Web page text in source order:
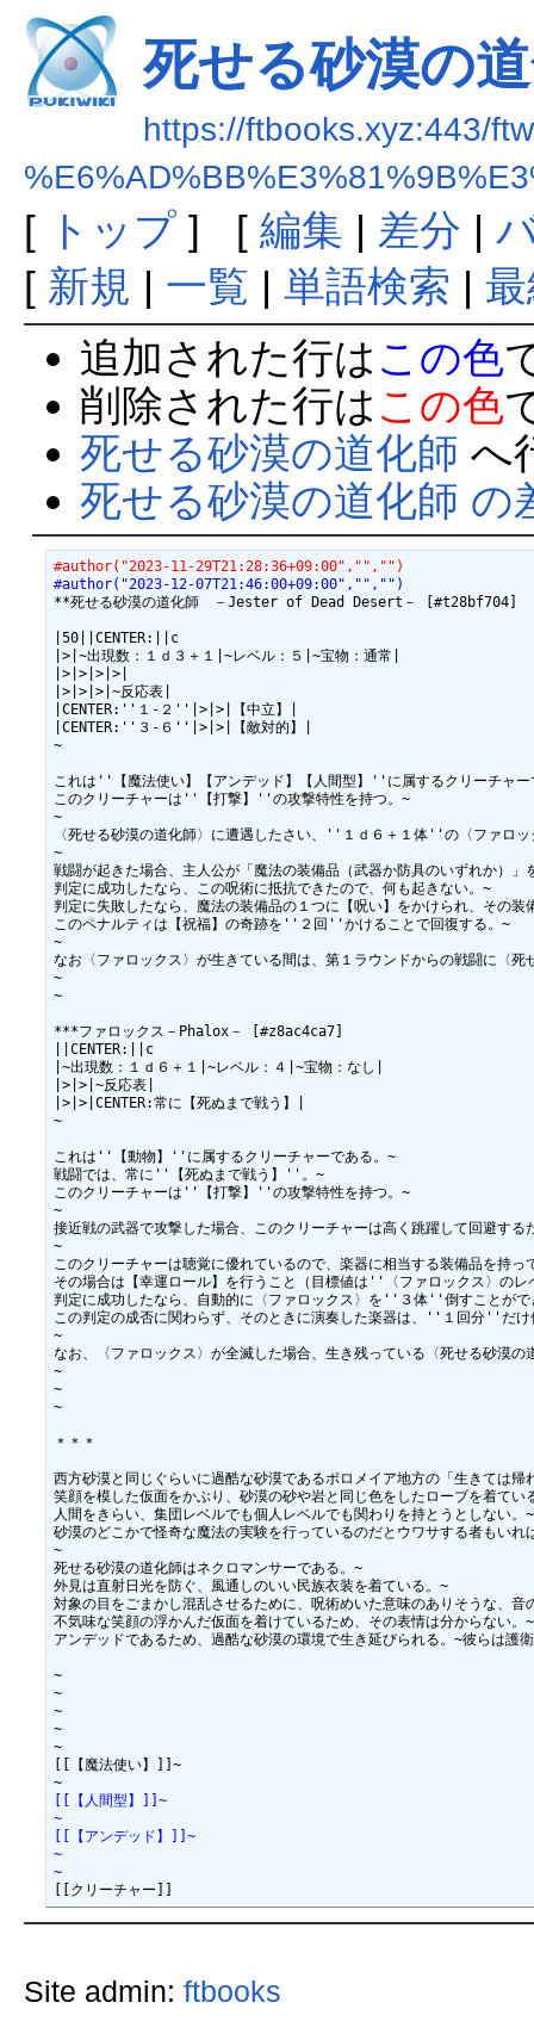
死せる砂漠の
https://ftbooks.xyz:443/
[ トップ] [ 編集 | 差分 |
[ 新規 | 一覧 | 単語検索 |
追加された行は この色
削除された行は この色
死せる砂漠の道化師 へ
死せる砂漠の道化師 の
#author("2023-11-29T21:28:36+09:00","","")
#author("2023-12-07T21:46:00+09:00","","")
**死せる砂漠の道化師　－Jester of Dead Desert－ [#t28bf704]
|50||CENTER:||c
|>|~出現数：１ｄ３＋１|~レベル：５|~宝物：通常|
|>|>|>|>|
|>|>|>|~反応表|
|CENTER:''１-２''|>|>|【中立】|
|CENTER:''３-６''|>|>|【敵対的】|
~
これは''【魔法使い】【アンデッド】【人間型】''に属するクリーチャー
このクリーチャーは''【打撃】''の攻撃特性を持つ。~
~
〈死せる砂漠の道化師〉に遭遇したさい、''１ｄ６＋１体''の〈ファロッ
~
戦闘が起きた場合、主人公が「魔法の装備品（武器か防具のいずれか
判定に成功したなら、この呪術に抵抗できたので、何も起きない。~
判定に失敗したなら、魔法の装備品の１つに【呪い】をかけられ、その
このペナルティは【祝福】の奇跡を''２回''かけることで回復する。~
~
なお〈ファロックス〉が生きている間は、第１ラウンドからの戦闘に〈
~
~
***ファロックス－Phalox－ [#z8ac4ca7]
||CENTER:||c
|~出現数：１ｄ６＋１|~レベル：４|~宝物：なし|
|>|>|~反応表|
|>|>|CENTER:常に【死ぬまで戦う】|
~
これは''【動物】''に属するクリーチャーである。~
戦闘では、常に''【死ぬまで戦う】''。~
このクリーチャーは''【打撃】''の攻撃特性を持つ。~
~
接近戦の武器で攻撃した場合、このクリーチャーは高く跳躍して回避
~
このクリーチャーは聴覚に優れているので、楽器に相当する装備品を持
その場合は【幸運ロール】を行うこと（目標値は''〈ファロックス〉の
判定に成功したなら、自動的に〈ファロックス〉を''３体''倒すことがで
この判定の成否に関わらず、そのときに演奏した楽器は、''１回分''だけ
~
なお、〈ファロックス〉が全滅した場合、生き残っている〈死せる砂漠の
~
~
~
＊＊＊
西方砂漠と同じぐらいに過酷な砂漠であるポロメイア地方の「生きては
笑顔を模した仮面をかぶり、砂漠の砂や岩と同じ色をしたローブを着てい
人間をきらい、集団レベルでも個人レベルでも関わりを持とうとしない。~
砂漠のどこかで怪奇な魔法の実験を行っているのだとウワサする者もい
~
死せる砂漠の道化師はネクロマンサーである。~
外見は直射日光を防ぐ、風通しのいい民族衣装を着ている。~
対象の目をごまかし混乱させるために、呪術めいた意味のありそうな、
不気味な笑顔の浮かんだ仮面を着けているため、その表情は分からない。~
アンデッドであるため、過酷な砂漠の環境で生き延びられる。~彼らは
~
~
~
~
~
[[【魔法使い】]]~
[[【人間型】]]~
~
[[【アンデッド】]]~
~
~
Site admin: ftbooks